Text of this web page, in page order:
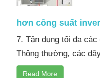
hơn công suất
7. Tận dụng tối đa
Thông thường, các
Read More